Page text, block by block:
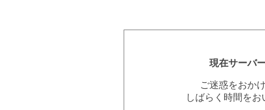
現在サーバ
ご迷惑をおか
しばらく時間を